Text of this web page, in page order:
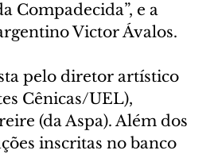
Compadecida”, e a
Victor Ávalos.
pelo diretor artístico
Cênicas/UEL),
(da Aspa). Além dos
inscritas no banco